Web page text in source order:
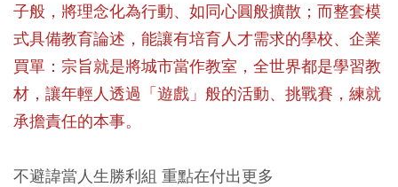
子般，將理念化為行動、如同心圓般擴散；而整套模
式具備教育論述，能讓有培育人才需求的學校、企業
買單：宗旨就是將城市當作教室，全世界都是學習教
材，讓年輕人透過「遊戲」般的活動、挑戰賽，練就
承擔責任的本事。
不避諱當人生勝利組 重點在付出更多